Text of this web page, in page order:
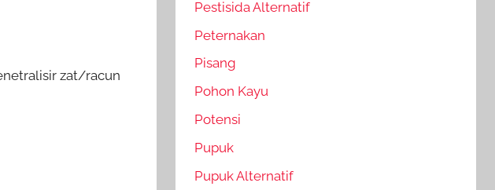
zat/racun
Pestisida Alternatif
Peternakan
Pisang
Pohon Kayu
Potensi
Pupuk
Pupuk Alternatif